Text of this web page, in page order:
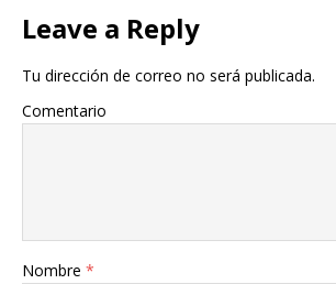
Leave a Reply
Tu dirección de correo no será publicada.
Comentario
Nombre *